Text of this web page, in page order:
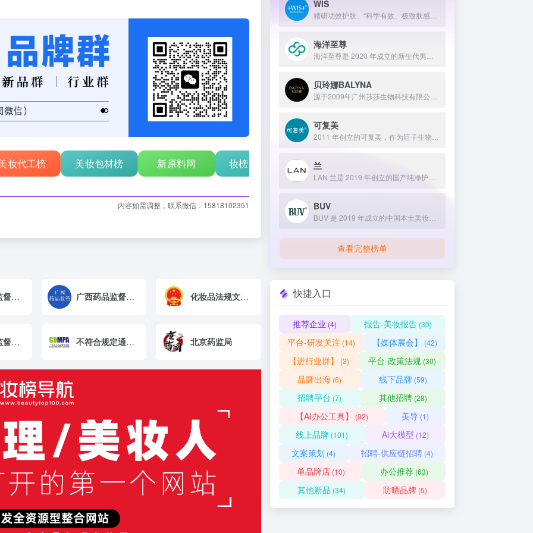
妆代工榜 美妆包材榜 新原料网 妆榜行业招聘
内容如需调整，联系微信：15818102351
吉林药品监督管理局 广西药品监督管理局 化妆品法规文件-国家药监局
浙江药品监督管理局 不符合规定通告-广东省药监局 北京药监局
WIS
海洋至尊
贝玲娜BALYNA
可复美
兰
BUV
查看完整榜单
快捷入口
推荐企业 (4) 报告-美妆报告 (30)
平台-研发关注 (14) 【媒体展会】 (42)
【进行业群】 (3) 平台-政策法规 (30)
品牌出海 (6) 线下品牌(59)
招聘平台 (7) 其他招聘(28)
【AI办公工具】 (92) 美导 (1)
线上品牌 (101) Ai大模型 (12)
文案策划 (4) 招聘-供应链招聘(4)
单品牌店(10) 办公推荐(63)
其他新品 (34) 防晒品牌 (5)